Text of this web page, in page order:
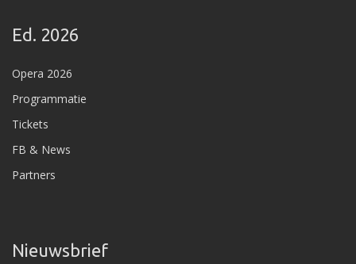
Ed. 2026
Opera 2026
Programmatie
Tickets
FB & News
Partners
Nieuwsbrief